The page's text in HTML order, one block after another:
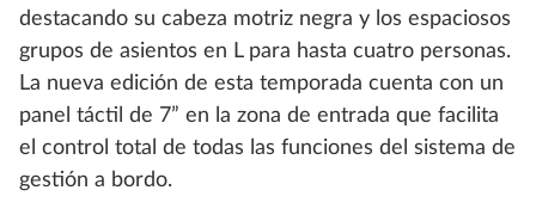
destacando su cabeza motriz negra y los espaciosos
grupos de asientos en L para hasta cuatro personas.
La nueva edición de esta temporada cuenta con un
panel táctil de 7” en la zona de entrada que facilita
el control total de todas las funciones del sistema de
gestión a bordo.